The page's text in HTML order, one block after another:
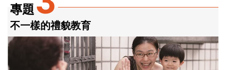
專題
不一樣的禮貌教育